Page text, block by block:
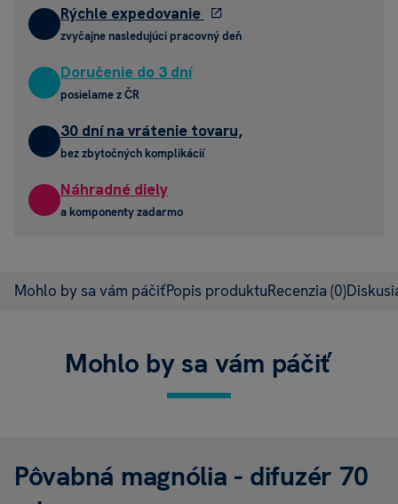
Rýchle expedovanie
zvyčajne nasledujúci pracovný deň
Doručenie do 3 dní
posielame z ČR
30 dní na vrátenie tovaru,
bez zbytočných komplikácií
Náhradné diely
a komponenty zadarmo
Mohlo by sa vám páčiťPopis produktuRecenzia (0)
Mohlo by sa vám páčiť
Pôvabná magnólia - difuzér 70